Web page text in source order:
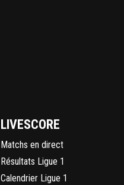
LIVESCORE
Matchs en direct
Résultats Ligue 1
Calendrier Ligue 1